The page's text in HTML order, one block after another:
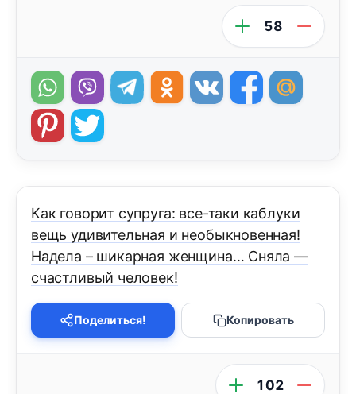
58
Как говорит супруга: все-таки каблуки
вещь удивительная и необыкновенная!
Надела – шикарная женщина… Сняла —
счастливый человек!
Поделиться! Копировать
102